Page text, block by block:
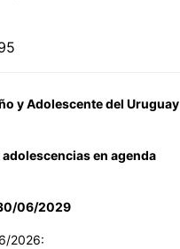
y Adolescente del Uruguay
en agenda
06/2029
2026: